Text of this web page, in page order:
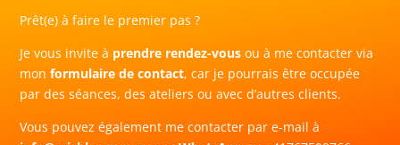
Prêt(e) à faire le premier pas ?
Je vous invite à prendre rendez-vous ou à me contacter via
monformulaire de contact, car je pourrais être occupée
par des séances, des ateliers ou avec d’autres clients.
Vous pouvez également me contacter par e-mail à